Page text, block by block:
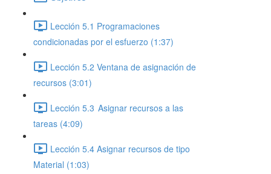
Lección 5.1 Programaciones
condicionadas por el esfuerzo (1:37)
Lección 5.2 Ventana de asignación de
recursos (3:01)
Lección 5.3 Asignar recursos a las
tareas (4:09)
Lección 5.4 Asignar recursos de tipo
Material (1:03)